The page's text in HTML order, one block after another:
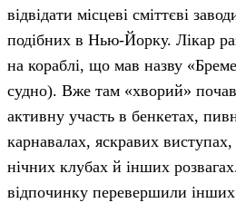
відвідати місцеві сміттєві
подібних в Нью-Йорку. Лікар
на кораблі, що мав назву
судно). Вже там «хворий» почав
активну участь в бенкетах,
карнавалах, яскравих
нічних клубах й інших
відпочинку перевершили